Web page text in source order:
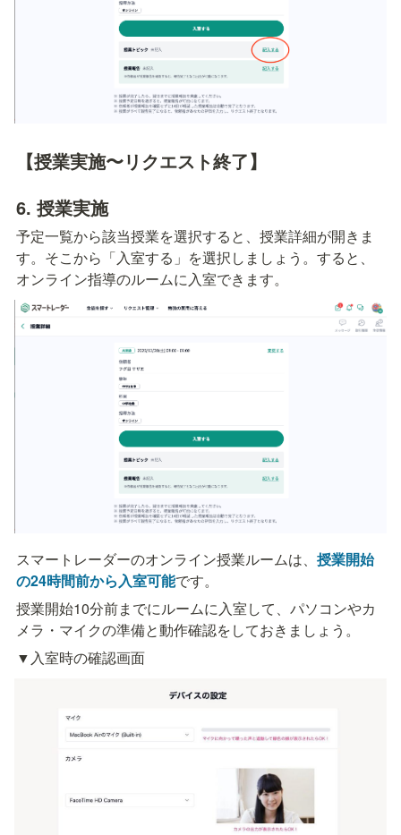
【授業実施〜リクエスト終了】
6. 授業実施
予定一覧から該当授業を選択すると、授業詳細が開きま
す。そこから「入室する」を選択しましょう。すると、
オンライン指導のルームに入室できます。
スマートレーダーのオンライン授業ルームは、 授業開始
の24時間前から入室可能です。
授業開始10分前までにルームに入室して、パソコンやカ
メラ・マイクの準備と動作確認をしておきましょう。
▼入室時の確認画面